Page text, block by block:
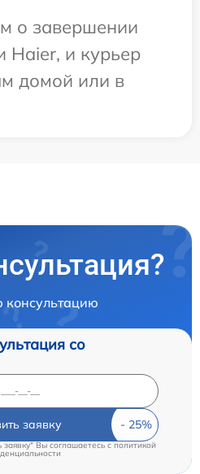
о завершении
Haier, и курьер
домой или в
консультацию
со
заявку
Вы соглашаетесь cполитикой